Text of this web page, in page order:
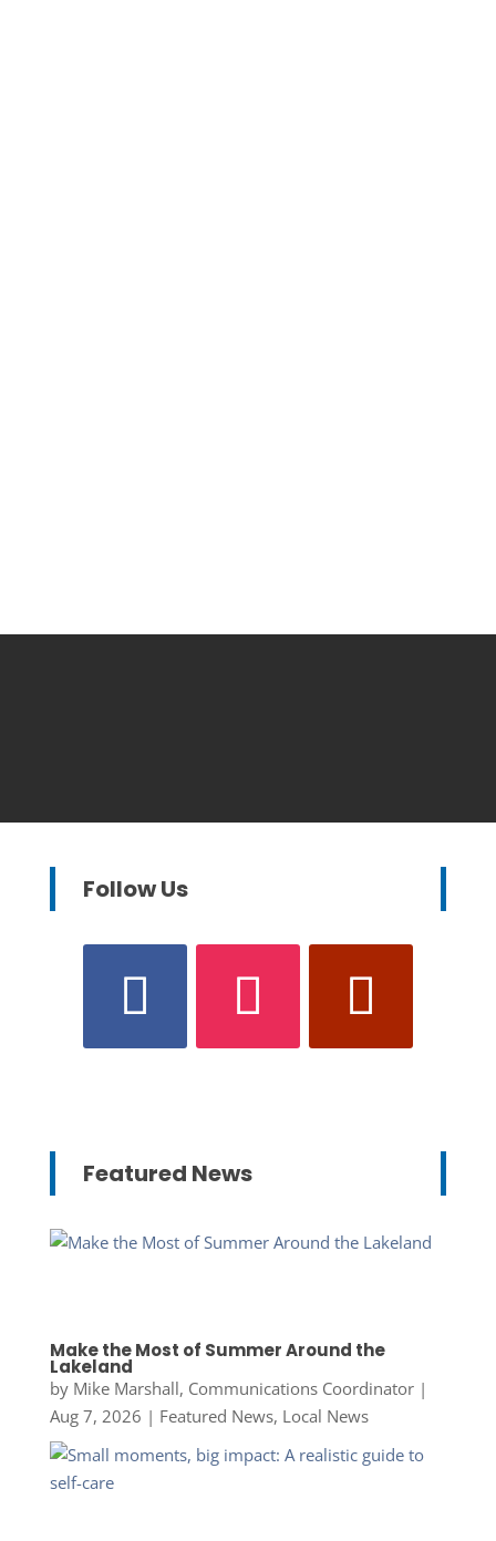
Follow Us
Featured News
Make the Most of Summer Around the
Lakeland
by Mike Marshall, Communications Coordinator|
Aug 7, 2026 | Featured News, Local News